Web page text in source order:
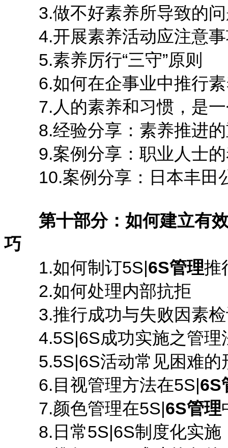
3.做不好素养所导致的问
4.开展素养活动应注意事
5.素养厉行“三守”原则
6.如何在企事业中推行素
7.人的素养和习惯，是一
8.经验分享：素养推进的
9.案例分享：职业人士的
10.案例分享：日本丰田
第十部分：如何建立有
巧
1.如何制订5S| 6S管理推
2.如何处理内部抗拒
3.推行成功与失败因素检
4.5S|6S成功实施之管理
5.5S|6S活动常见困难的
6.目视管理方法在5S| 6S
7.颜色管理在5S| 6S管理
8.日常5S|6S制度化实施